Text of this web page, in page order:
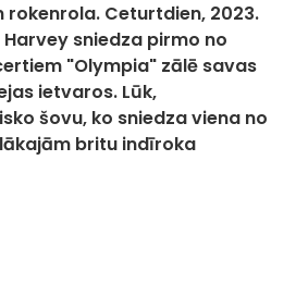
rokenrola. Ceturtdien, 2023.
sniedza pirmo no
"Olympia" zālē savas
ietvaros. Lūk,
šovu, ko sniedza viena no
britu indīroka